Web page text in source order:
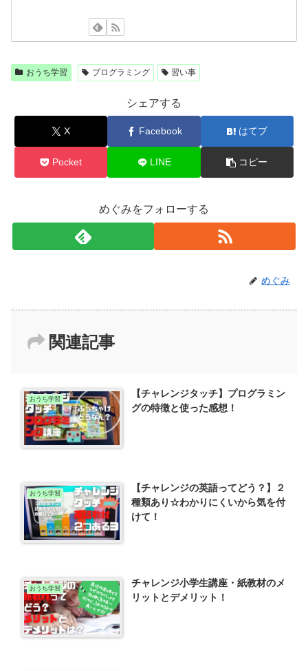
おうち学習 プログラミング 習い事
シェアする
X Facebook はてブ
Pocket LINE コピー
めぐみをフォローする
めぐみ
関連記事
おうち学習
【チャレンジタッチ】プログラミン
グの特徴と使った感想！
おうち学習
【チャレンジの英語ってどう？】２
種類あり☆わかりにくいから気を付
けて！
おうち学習
チャレンジ小学生講座・紙教材のメ
リットとデメリット！